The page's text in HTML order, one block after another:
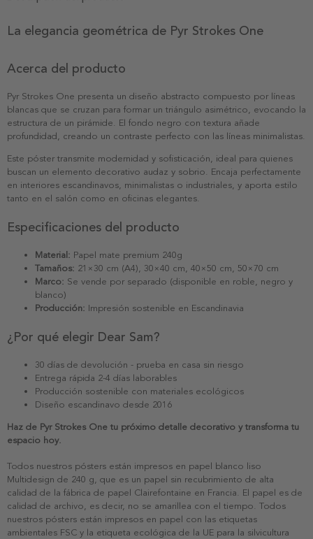
La elegancia geométrica de Pyr Strokes One
Acerca del producto
Pyr Strokes One presenta un diseño abstracto compuesto por líneas
blancas que se cruzan para formar un triángulo asimétrico, evocando la
estructura de un pirámide. El fondo negro con textura añade
profundidad, creando un contraste perfecto con las líneas minimalistas.
Este póster transmite modernidad y sofisticación, ideal para quienes
buscan un elemento decorativo audaz y sobrio. Encaja perfectamente
en interiores escandinavos, minimalistas o industriales, y aporta estilo
tanto en el salón como en oficinas elegantes.
Especificaciones del producto
Material: Papel mate premium 240g
Tamaños: 21×30 cm (A4), 30×40 cm, 40×50 cm, 50×70 cm
Marco: Se vende por separado (disponible en roble, negro y
blanco)
Producción: Impresión sostenible en Escandinavia
¿Por qué elegir Dear Sam?
30 días de devolución - prueba en casa sin riesgo
Entrega rápida 2-4 días laborables
Producción sostenible con materiales ecológicos
Diseño escandinavo desde 2016
Haz de Pyr Strokes One tu próximo detalle decorativo y transforma tu
espacio hoy.
Todos nuestros pósters están impresos en papel blanco liso
Multidesign de 240 g, que es un papel sin recubrimiento de alta
calidad de la fábrica de papel Clairefontaine en Francia. El papel es de
calidad de archivo, es decir, no se amarillea con el tiempo. Todos
nuestros pósters están impresos en papel con las etiquetas
ambientales FSC y la etiqueta ecológica de la UE para la silvicultura